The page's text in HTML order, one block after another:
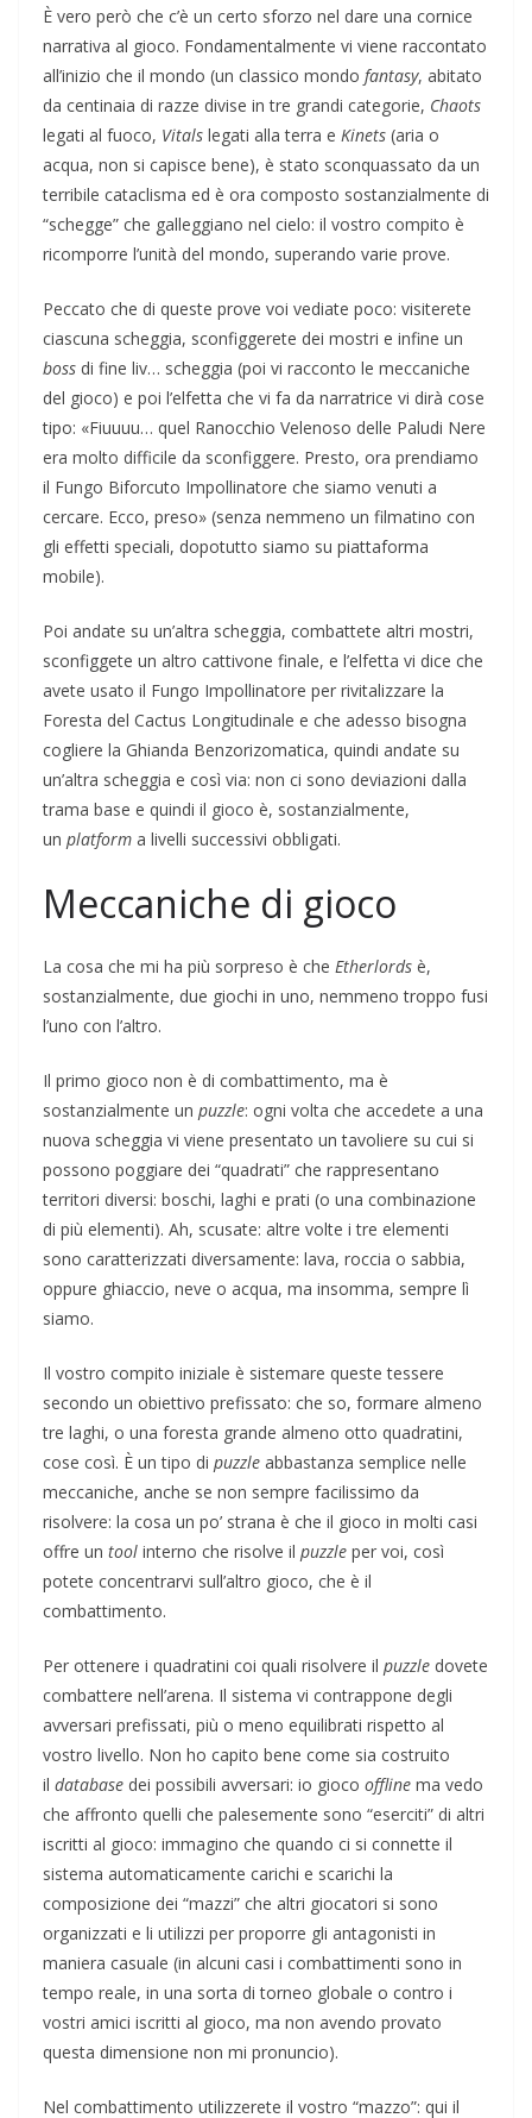
È vero però che c’è un certo sforzo nel dare una cornice
narrativa al gioco. Fondamentalmente vi viene raccontato
all’inizio che il mondo (un classico mondo fantasy, abitato
da centinaia di razze divise in tre grandi categorie, Chaots
legati al fuoco, Vitals legati alla terra e Kinets (aria o
acqua, non si capisce bene), è stato sconquassato da un
terribile cataclisma ed è ora composto sostanzialmente di
“schegge” che galleggiano nel cielo: il vostro compito è
ricomporre l’unità del mondo, superando varie prove.
Peccato che di queste prove voi vediate poco: visiterete
ciascuna scheggia, sconfiggerete dei mostri e infine un
boss di fine liv… scheggia (poi vi racconto le meccaniche
del gioco) e poi l’elfetta che vi fa da narratrice vi dirà cose
tipo: «Fiuuuu… quel Ranocchio Velenoso delle Paludi Nere
era molto difficile da sconfiggere. Presto, ora prendiamo
il Fungo Biforcuto Impollinatore che siamo venuti a
cercare. Ecco, preso» (senza nemmeno un filmatino con
gli effetti speciali, dopotutto siamo su piattaforma
mobile).
Poi andate su un’altra scheggia, combattete altri mostri,
sconfiggete un altro cattivone finale, e l’elfetta vi dice che
avete usato il Fungo Impollinatore per rivitalizzare la
Foresta del Cactus Longitudinale e che adesso bisogna
cogliere la Ghianda Benzorizomatica, quindi andate su
un’altra scheggia e così via: non ci sono deviazioni dalla
trama base e quindi il gioco è, sostanzialmente,
un platform a livelli successivi obbligati.
Meccaniche di gioco
La cosa che mi ha più sorpreso è che Etherlords è,
sostanzialmente, due giochi in uno, nemmeno troppo fusi
l’uno con l’altro.
Il primo gioco non è di combattimento, ma è
sostanzialmente un puzzle: ogni volta che accedete a una
nuova scheggia vi viene presentato un tavoliere su cui si
possono poggiare dei “quadrati” che rappresentano
territori diversi: boschi, laghi e prati (o una combinazione
di più elementi). Ah, scusate: altre volte i tre elementi
sono caratterizzati diversamente: lava, roccia o sabbia,
oppure ghiaccio, neve o acqua, ma insomma, sempre lì
siamo.
Il vostro compito iniziale è sistemare queste tessere
secondo un obiettivo prefissato: che so, formare almeno
tre laghi, o una foresta grande almeno otto quadratini,
cose così. È un tipo di puzzle abbastanza semplice nelle
meccaniche, anche se non sempre facilissimo da
risolvere: la cosa un po’ strana è che il gioco in molti casi
offre un tool interno che risolve il puzzle per voi, così
potete concentrarvi sull’altro gioco, che è il
combattimento.
Per ottenere i quadratini coi quali risolvere il puzzle dovete
combattere nell’arena. Il sistema vi contrappone degli
avversari prefissati, più o meno equilibrati rispetto al
vostro livello. Non ho capito bene come sia costruito
il database dei possibili avversari: io gioco offline ma vedo
che affronto quelli che palesemente sono “eserciti” di altri
iscritti al gioco: immagino che quando ci si connette il
sistema automaticamente carichi e scarichi la
composizione dei “mazzi” che altri giocatori si sono
organizzati e li utilizzi per proporre gli antagonisti in
maniera casuale (in alcuni casi i combattimenti sono in
tempo reale, in una sorta di torneo globale o contro i
vostri amici iscritti al gioco, ma non avendo provato
questa dimensione non mi pronuncio).
Nel combattimento utilizzerete il vostro “mazzo”: qui il